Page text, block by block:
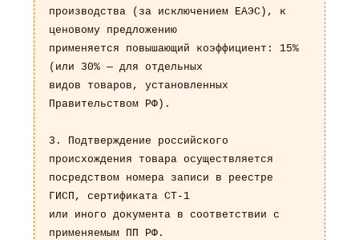
производства (за исключением ЕАЭС), к
ценовому предложению
применяется повышающий коэффициент: 15%
(или 30% — для отдельных
видов товаров, установленных
Правительством РФ).
3. Подтверждение российского
происхождения товара осуществляется
посредством номера записи в реестре
ГИСП, сертификата СТ-1
или иного документа в соответствии с
применяемым ПП РФ.